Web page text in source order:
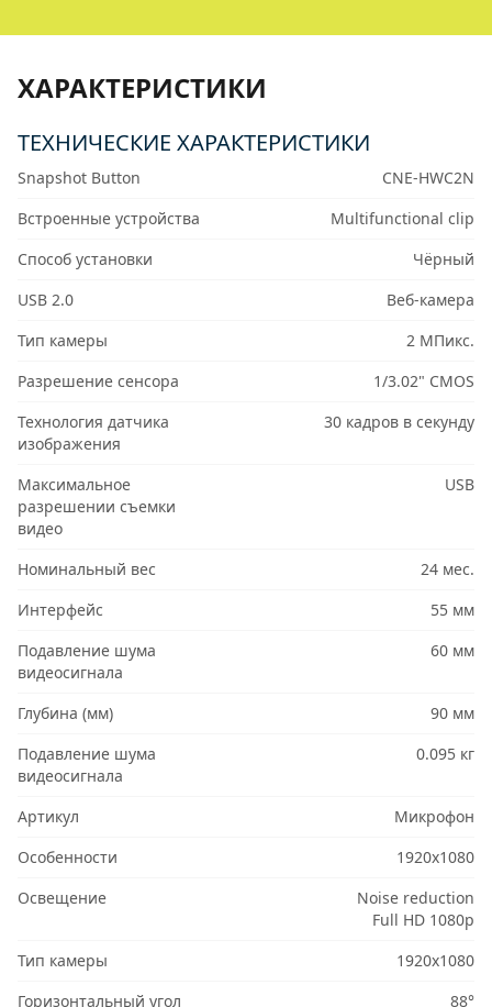
ХАРАКТЕРИСТИКИ
ТЕХНИЧЕСКИЕ ХАРАКТЕРИСТИКИ
Snapshot Button
CNE-HWC2N
Встроенные устройства
Multifunctional clip
Способ установки
Чёрный
USB 2.0
Веб-камера
Тип камеры
2 МПикс.
Разрешение сенсора
1/3.02" CMOS
Технология датчика
изображения
30 кадров в секунду
Максимальное
разрешении съемки
видео
USB
Номинальный вес
24 мес.
Интерфейс
55 мм
Подавление шума
видеосигнала
60 мм
Глубина (мм)
90 мм
Подавление шума
видеосигнала
0.095 кг
Артикул
Микрофон
Особенности
1920x1080
Освещение
Noise reduction
Full HD 1080p
Тип камеры
1920x1080
Горизонтальный угол
88°